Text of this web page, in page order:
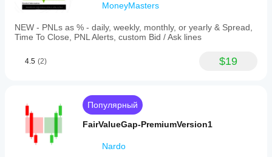
multiple
simultaneously.
It
of
strength,
and
touches
or
MoneyMasters
NEW - PNLs as % - daily, weekly, monthly, or yearly & Spread,
Time To Close, PNL Alerts, custom Bid / Ask lines
4.5 (2) $19
Популярный
FairValueGap-PremiumVersion1
Nardo